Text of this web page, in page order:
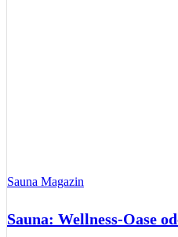
Sauna Magazin
Sauna: Wellness-Oase